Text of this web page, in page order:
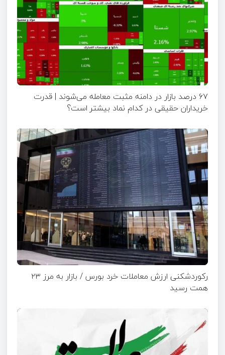
۶۷ درصد بازار در دامنه مثبت معامله می‌شوند | قدرت
خریداران حقیقی در کدام نماد بیشتر است؟
رکوردشکنی ارزش معاملات خرد بورس / بازار به مرز ۲۳
همت رسید